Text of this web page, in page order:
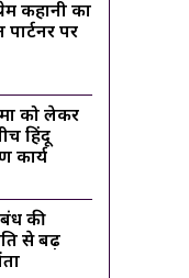
कहानी का
पर
को लेकर
हिंदू
कार्य
की
से बढ़